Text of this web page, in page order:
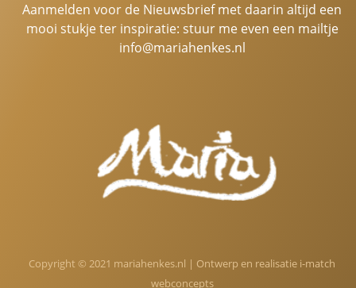
Aanmelden voor de Nieuwsbrief met daarin altijd een
mooi stukje ter inspiratie: stuur me even een mailtje
info@mariahenkes.nl
Copyright © 2021 mariahenkes.nl | Ontwerp en realisatie i-match
webconcepts